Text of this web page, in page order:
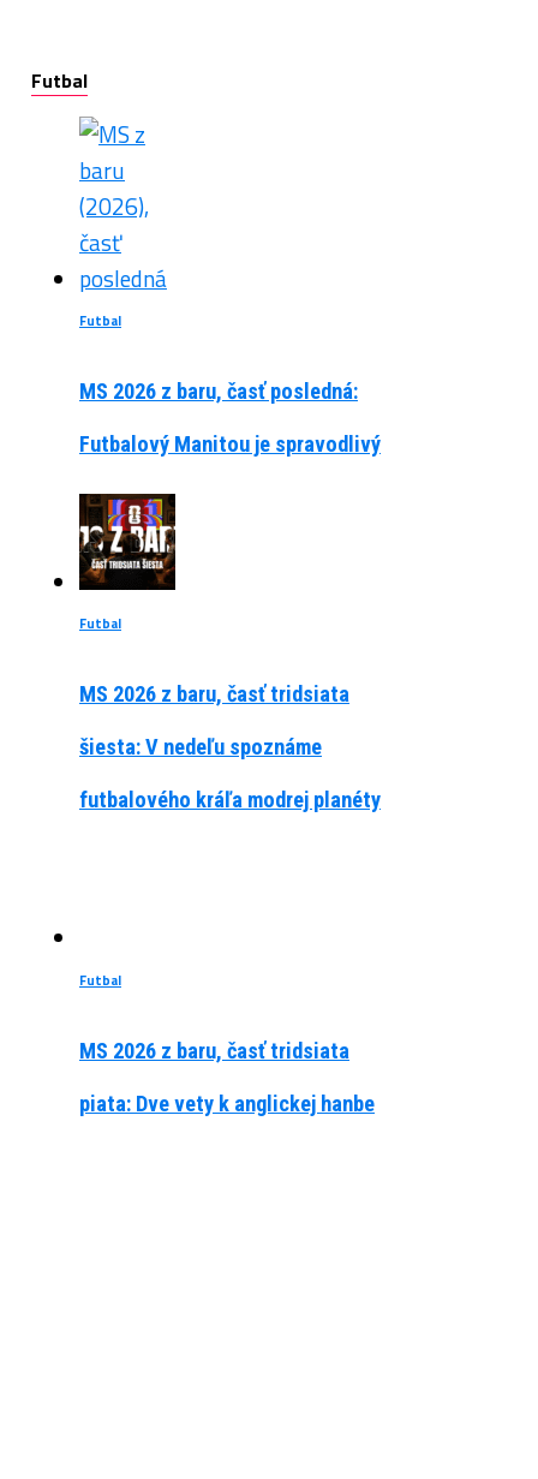
Futbal
Futbal
MS 2026 z baru, časť posledná:
Futbalový Manitou je spravodlivý
Futbal
MS 2026 z baru, časť tridsiata
šiesta: V nedeľu spoznáme
futbalového kráľa modrej planéty
Futbal
MS 2026 z baru, časť tridsiata
piata: Dve vety k anglickej hanbe